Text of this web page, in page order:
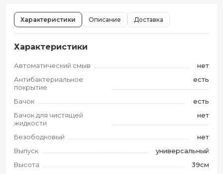
Характеристики Описание Доставка
Характеристики
Автоматический смыв
нет
Антибактериальное
покрытие
есть
Бачок
есть
Бачок для чистящей
жидкости
нет
Безободковый
нет
Выпуск
универсальный
Высота
39см